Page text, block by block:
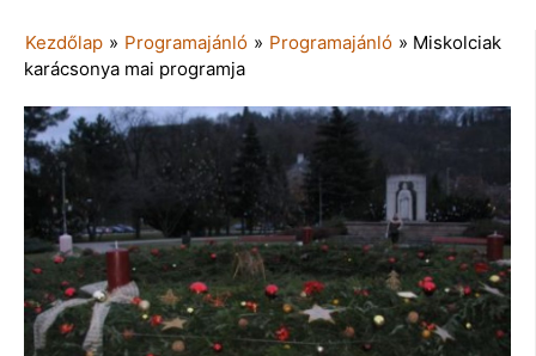
Kezdőlap » Programajánló » Programajánló » Miskolciak
karácsonya mai programja